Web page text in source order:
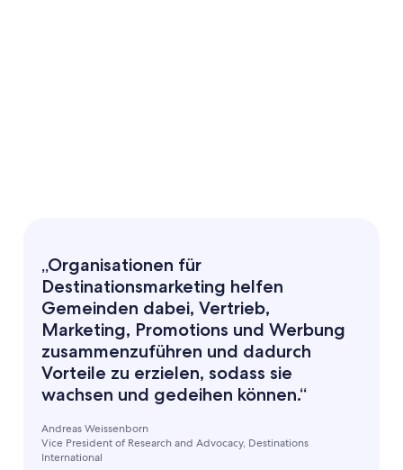
„Organisationen für
Destinationsmarketing helfen
Gemeinden dabei, Vertrieb,
Marketing, Promotions und Werbung
zusammenzuführen und dadurch
Vorteile zu erzielen, sodass sie
wachsen und gedeihen können.“
Andreas Weissenborn
Vice President of Research and Advocacy, Destinations
International